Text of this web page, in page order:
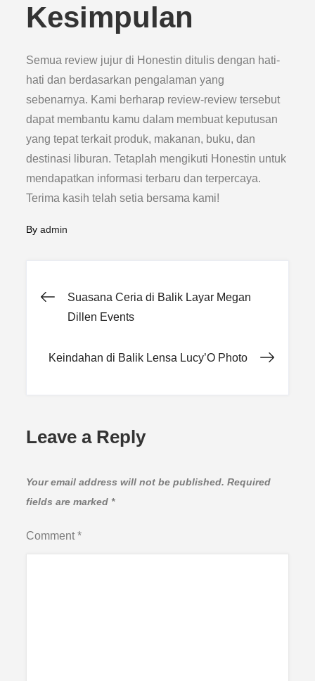
Kesimpulan
Semua review jujur di Honestin ditulis dengan hati-
hati dan berdasarkan pengalaman yang
sebenarnya. Kami berharap review-review tersebut
dapat membantu kamu dalam membuat keputusan
yang tepat terkait produk, makanan, buku, dan
destinasi liburan. Tetaplah mengikuti Honestin untuk
mendapatkan informasi terbaru dan terpercaya.
Terima kasih telah setia bersama kami!
Byadmin
Post
Suasana Ceria di Balik Layar Megan
Dillen Events
Keindahan di Balik Lensa Lucy’O Photo
Leave a Reply
Your email address will not be published. Required
fields are marked *
Comment*